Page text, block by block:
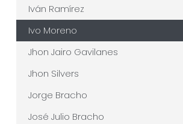
Iván Ramírez
Ivo Moreno
Jhon Jairo Gavilanes
Jhon Silvers
Jorge Bracho
José Julio Bracho